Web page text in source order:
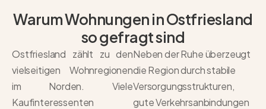
Warum Wohnungen in Ostfriesland
so gefragt sind
Ostfriesland zählt zu den
vielseitigen Wohnregionen
im Norden. Viele
Kaufinteressenten
Neben der Ruhe überzeugt
die Region durch stabile
Versorgungsstrukturen,
gute Verkehrsanbindungen